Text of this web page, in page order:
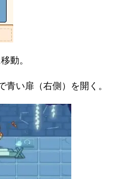
動。
青い扉（右側）を開く。